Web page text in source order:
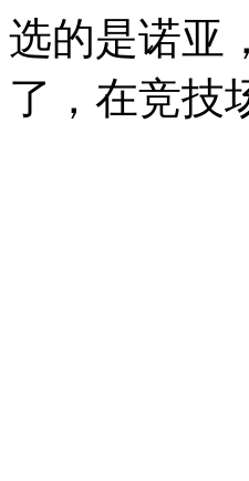
选的是诺亚
了，在竞技